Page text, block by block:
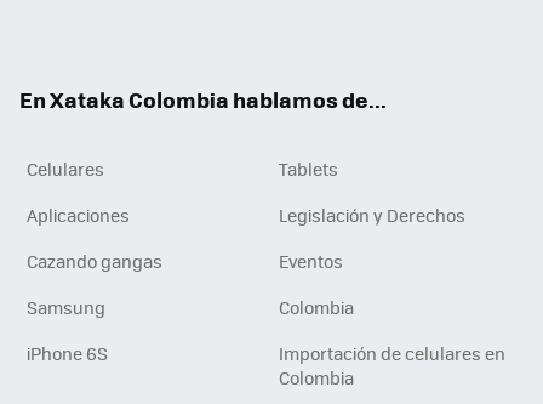
En Xataka Colombia hablamos de...
Celulares
Tablets
Aplicaciones
Legislación y Derechos
Cazando gangas
Eventos
Samsung
Colombia
iPhone 6S
Importación de celulares en
Colombia